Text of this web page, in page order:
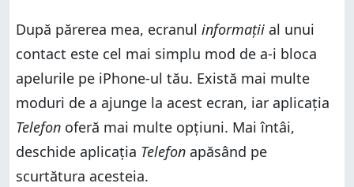
După părerea mea, ecranul informații al unui
contact este cel mai simplu mod de a-i bloca
apelurile pe iPhone-ul tău. Există mai multe
moduri de a ajunge la acest ecran, iar aplicația
Telefon oferă mai multe opțiuni. Mai întâi,
deschide aplicația Telefon apăsând pe
scurtătura acesteia.